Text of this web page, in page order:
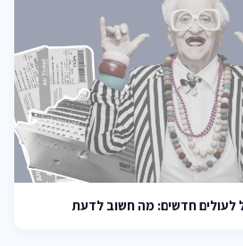
לעולים חדשים: מה חשוב לדעת